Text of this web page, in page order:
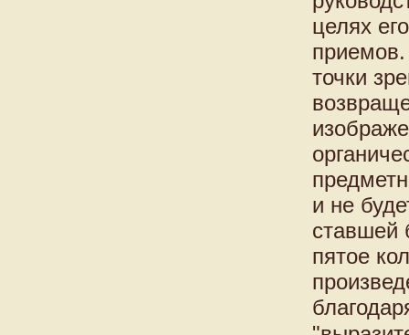
целях
точки
и не
ставшей
пятое